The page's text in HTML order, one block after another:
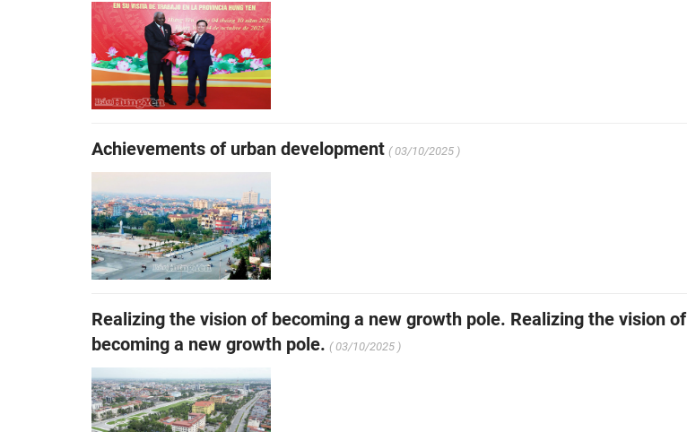
Achievements of urban development ( 03/10/2025 )
Realizing the vision of becoming a new growth pole. Realizing the vision of
becoming a new growth pole. ( 03/10/2025 )